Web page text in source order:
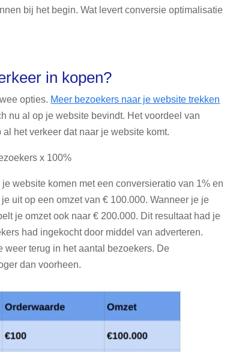
bij het begin. Wat levert conversie optimalisatie
in kopen?
opties. Meer bezoekers naar je website trekken
nu al op je website bevindt. Het voordeel van
het verkeer dat naar je website komt.
x 100%
website komen met een conversieratio van 1% en
uit op een omzet van € 100.000. Wanneer je je
je omzet ook naar € 200.000. Dit resultaat had je
had ingekocht door middel van adverteren.
weer terug in het aantal bezoekers. De
dan voorheen.